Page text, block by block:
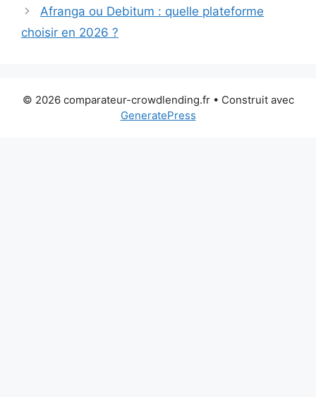
Afranga ou Debitum : quelle plateforme
choisir en 2026 ?
© 2026 comparateur-crowdlending.fr• Construit avec
GeneratePress